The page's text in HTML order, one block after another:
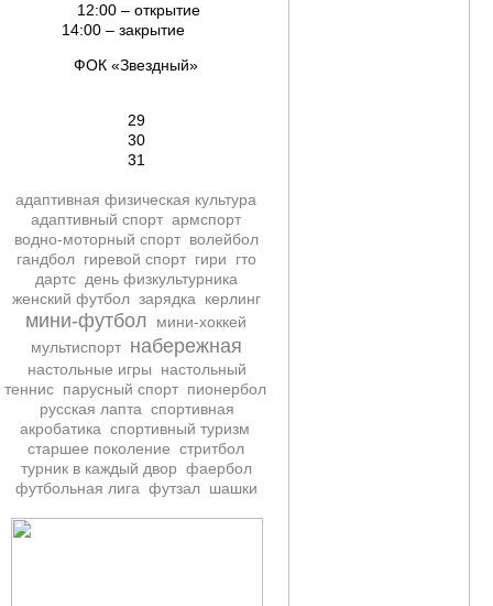
12:00 – открытие
14:00 – закрытие
ФОК «Звездный»
29
30
31
адаптивная физическая культура
адаптивный спорт армспорт
водно-моторный спорт волейбол
гандбол гиревой спорт гири
гто
дартс день физкультурника
женский футбол зарядка керлинг
мини-футбол
мини-хоккей
мультиспорт набережная
настольные игры
настольный
теннис парусный спорт пионербол
русская лапта спортивная
акробатика спортивный туризм
старшее поколение стритбол
турник в каждый двор фаербол
футбольная лига футзал шашки